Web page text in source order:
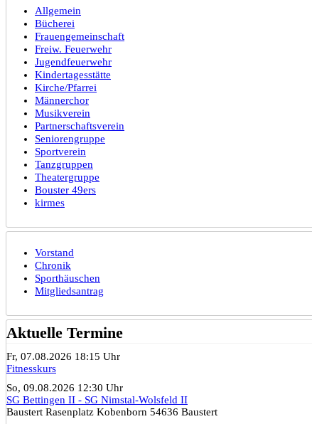
Allgemein
Bücherei
Frauengemeinschaft
Freiw. Feuerwehr
Jugendfeuerwehr
Kindertagesstätte
Kirche/Pfarrei
Männerchor
Musikverein
Partnerschaftsverein
Seniorengruppe
Sportverein
Tanzgruppen
Theatergruppe
Bouster 49ers
kirmes
Vorstand
Chronik
Sporthäuschen
Mitgliedsantrag
Aktuelle Termine
Fr, 07.08.2026 18:15 Uhr
Fitnesskurs
So, 09.08.2026 12:30 Uhr
SG Bettingen II - SG Nimstal-Wolsfeld II
Baustert Rasenplatz Kobenborn 54636 Baustert